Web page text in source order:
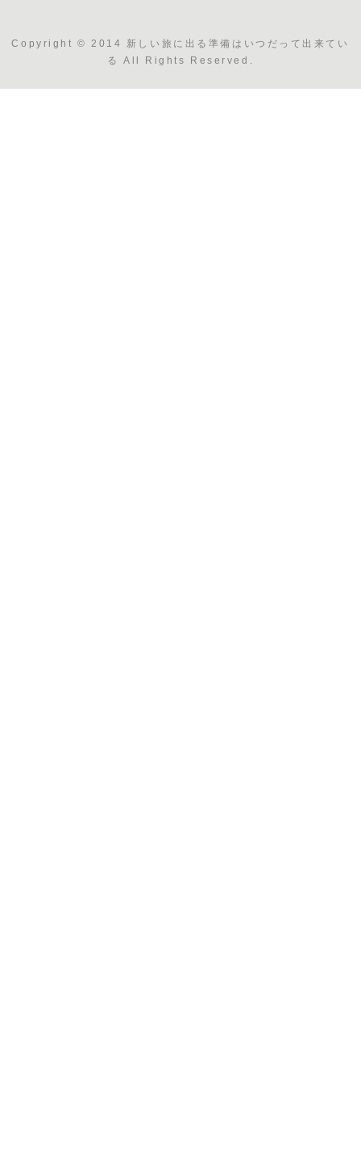
Copyright © 2014 新しい旅に出る準備はいつだって出来てい
る All Rights Reserved.